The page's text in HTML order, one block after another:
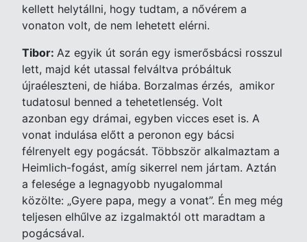
kellett helytállni, hogy tudtam, a nővérem a
vonaton volt, de nem lehetett elérni.
Tibor: Az egyik út során egy ismerősbácsi rosszul
lett, majd két utassal felváltva próbáltuk
újraéleszteni, de hiába. Borzalmas érzés, amikor
tudatosul benned a tehetetlenség. Volt
azonban egy drámai, egyben vicces eset is. A
vonat indulása előtt a peronon egy bácsi
félrenyelt egy pogácsát. Többször alkalmaztam a
Heimlich-fogást, amíg sikerrel nem jártam. Aztán
a felesége a legnagyobb nyugalommal
közölte: „Gyere papa, megy a vonat”. Én meg még
teljesen elhűlve az izgalmaktól ott maradtam a
pogácsával.